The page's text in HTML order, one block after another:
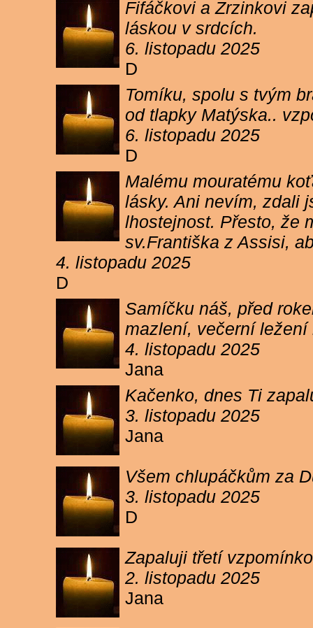
Fifáčkovi a Zrzinkovi
láskou v srdcích.
6. listopadu 2025
D
Tomíku, spolu s tvým
od tlapky Matýska..
6. listopadu 2025
D
Malému mouratému
lásky. Ani nevím, zdali
lhostejnost. Přesto, že
sv.Františka z Assisi,
4. listopadu 2025
D
Samíčku náš, před
mazlení, večerní
4. listopadu 2025
Jana
Kačenko, dnes Ti
3. listopadu 2025
Jana
Všem chlupáčkům za
3. listopadu 2025
D
Zapaluji třetí
2. listopadu 2025
Jana